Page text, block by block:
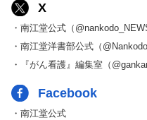
X
・南江堂公式（
・南江堂洋書部公式（
・『がん看護』編集室（
Facebook
・南江堂公式